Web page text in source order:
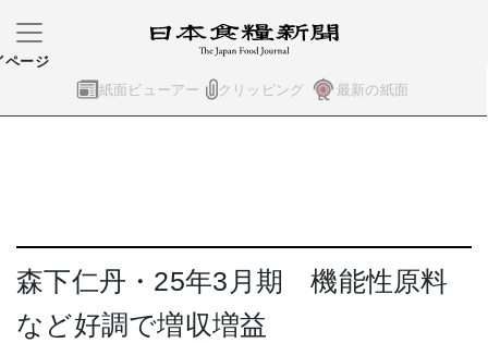
紙面ビューアー クリッピング 最新の紙面
ページ
森下仁丹・25年3月期 機能性原料
など好調で増収増益